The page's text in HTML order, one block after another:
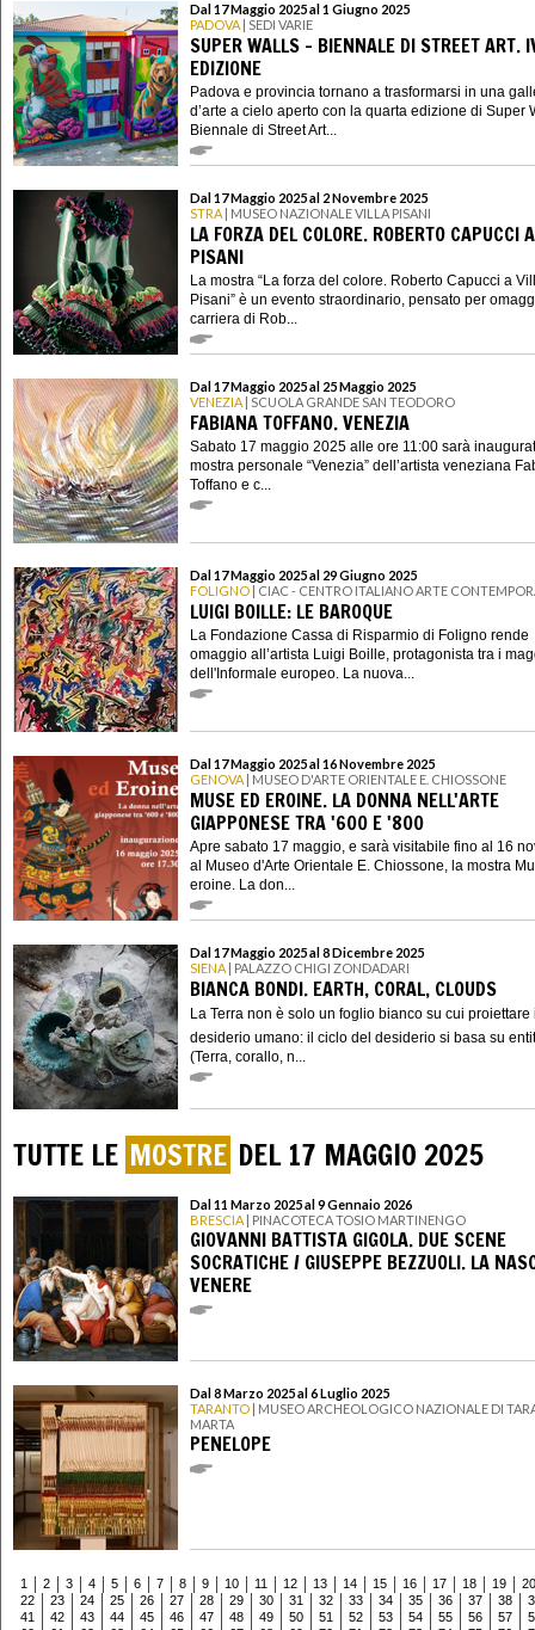
Dal 17 Maggio 2025 al 1 Giugno 2025
PADOVA | SEDI VARIE
SUPER WALLS - BIENNALE DI STREET ART.
EDIZIONE
Padova e provincia tornano a trasformarsi in una
d’arte a cielo aperto con la quarta edizione di Super
Biennale di Street Art...
Dal 17 Maggio 2025 al 2 Novembre 2025
STRA | MUSEO NAZIONALE VILLA PISANI
LA FORZA DEL COLORE. ROBERTO CAPUCCI
PISANI
La mostra “La forza del colore. Roberto Capucci a
Pisani” è un evento straordinario, pensato per
carriera di Rob...
Dal 17 Maggio 2025 al 25 Maggio 2025
VENEZIA | SCUOLA GRANDE SAN TEODORO
FABIANA TOFFANO. VENEZIA
Sabato 17 maggio 2025 alle ore 11:00 sarà
mostra personale “Venezia” dell’artista veneziana
Toffano e c...
Dal 17 Maggio 2025 al 29 Giugno 2025
FOLIGNO | CIAC - CENTRO ITALIANO ARTE
LUIGI BOILLE: LE BAROQUE
La Fondazione Cassa di Risparmio di Foligno rende
omaggio all’artista Luigi Boille, protagonista tra i
dell'Informale europeo. La nuova...
Dal 17 Maggio 2025 al 16 Novembre 2025
GENOVA | MUSEO D'ARTE ORIENTALE E. CHIOSSONE
MUSE ED EROINE. LA DONNA NELL'ARTE
GIAPPONESE TRA '600 E '800
Apre sabato 17 maggio, e sarà visitabile fino al 16
al Museo d'Arte Orientale E. Chiossone, la mostra
eroine. La don...
Dal 17 Maggio 2025 al 8 Dicembre 2025
SIENA | PALAZZO CHIGI ZONDADARI
BIANCA BONDI. EARTH, CORAL, CLOUDS
La Terra non è solo un foglio bianco su cui proiettare
desiderio umano: il ciclo del desiderio si basa su
(Terra, corallo, n...
TUTTE LE MOSTRE DEL 17 MAGGIO 2025
Dal 11 Marzo 2025 al 9 Gennaio 2026
BRESCIA | PINACOTECA TOSIO MARTINENGO
GIOVANNI BATTISTA GIGOLA. DUE SCENE
SOCRATICHE / GIUSEPPE BEZZUOLI. LA
VENERE
Dal 8 Marzo 2025 al 6 Luglio 2025
TARANTO | MUSEO ARCHEOLOGICO NAZIONALE DI
MARTA
PENELOPE
1 2 3 4 5 6 7 8 9 10 11 12 13 14 15 16 17 18 19
20
22
23 24 25 26 27 28 29 30 31 32 33 34 35 36 37 38
41
42 43 44 45 46 47 48 49 50 51 52 53 54 55 56 57